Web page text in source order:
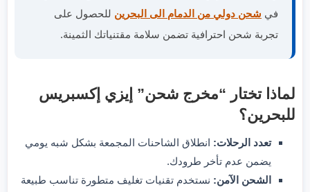
في شحن دولي من الدمام الى البحرين للحصول على
تجربة شحن احترافية تضمن سلامة مقتنياتك الثمينة.
لماذا تختار “مخرج شحن” إيزي إكسبريس
للبحرين؟
تعدد الرحلات: انطلاق الشاحنات المجمعة بشكل شبه يومي
يضمن عدم تأخر طرودك.
الشحن الآمن: نستخدم تقنيات تغليف متطورة تناسب طبيعة